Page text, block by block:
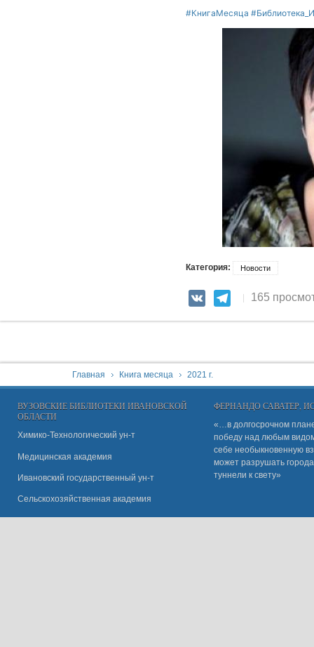
#КнигаМесяца
Категория: Новости
VK Telegram
165
Главная Книга месяца 2021 г.
ВУЗОВСКИЕ БИБЛИОТЕКИ ИВАНОВСКОЙ
ОБЛАСТИ
Химико-Технологический ун-т
Медицинская академия
Ивановский государственный ун-т
Сельскохозяйственная академия
ФЕРНАНДО САВАТЕР,
«…в долгосрочном
победу над любым
себе необыкновенную
может разрушать
туннели к свету»